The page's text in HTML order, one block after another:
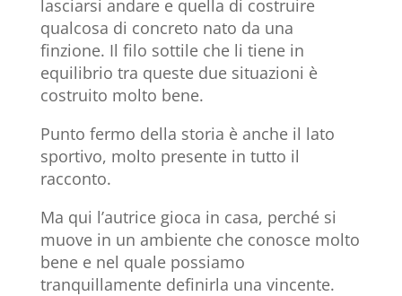
lasciarsi andare e quella di costruire
qualcosa di concreto nato da una
finzione. Il filo sottile che li tiene in
equilibrio tra queste due situazioni è
costruito molto bene.
Punto fermo della storia è anche il lato
sportivo, molto presente in tutto il
racconto.
Ma qui l’autrice gioca in casa, perché si
muove in un ambiente che conosce molto
bene e nel quale possiamo
tranquillamente definirla una vincente.